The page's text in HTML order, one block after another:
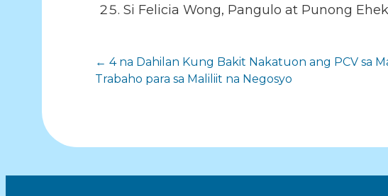
Si Felicia Wong, Pangulo at Punong
Pag-
sa
mga
← 4 na Dahilan Kung Bakit Nakatuon ang PCV sa
Trabaho para sa Maliliit na Negosyo